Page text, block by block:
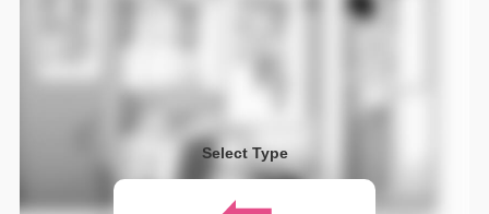
Select Type